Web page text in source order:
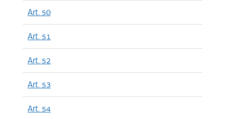
Art. 50
Art. 51
Art. 52
Art. 53
Art. 54